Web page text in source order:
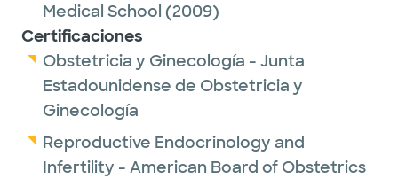
Medical School (2009)
Certificaciones
Obstetricia y Ginecología - Junta
Estadounidense de Obstetricia y
Ginecología
Reproductive Endocrinology and
Infertility - American Board of Obstetrics